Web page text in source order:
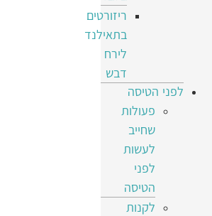
ריזורטים
בתאילנד
לירח
דבש
לפני הטיסה
פעולות
שחייב
לעשות
לפני
הטיסה
לקנות